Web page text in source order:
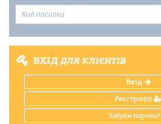
ВХІДДЛЯ КЛІЄНТІВ
Вхід
Реєстрація
Забули пароль?